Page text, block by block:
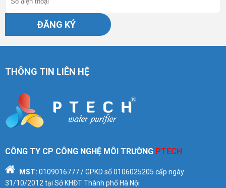
ĐĂNG KÝ
THÔNG TIN LIÊN HỆ
CÔNG TY CP CÔNG NGHỆ MÔI TRƯỜNG PTECH
MST: 0109016777/ GPKD số0106025205 cấp ngày
31/10/2012 tại Sở KHĐT Thành phố Hà Nội